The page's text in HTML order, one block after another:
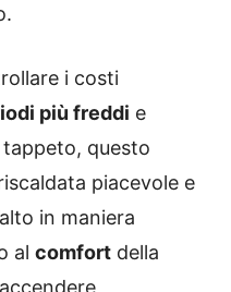
i costi
più freddi e
questo
piacevole e
in maniera
al comfort della